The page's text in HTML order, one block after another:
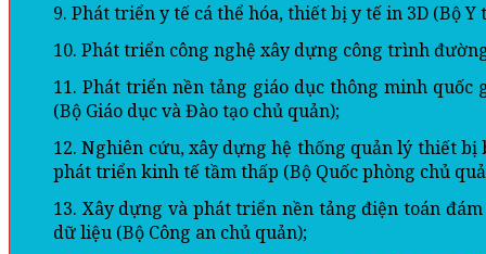
9. Phát triển y tế cá thể hóa, thiết bị y tế in 3D (Bộ Y
10. Phát triển công nghệ xây dựng công trình
11. Phát triển nền tảng giáo dục thông minh
(Bộ Giáo dục và Đào tạo chủ quản);
12. Nghiên cứu, xây dựng hệ thống quản lý thiết
phát triển kinh tế tầm thấp (Bộ Quốc phòng chủ
13. Xây dựng và phát triển nền tảng điện toán
dữ liệu (Bộ Công an chủ quản);